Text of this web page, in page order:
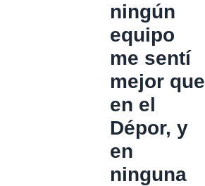
ningún
equipo
me sentí
mejor que
en el
Dépor, y
en
ninguna